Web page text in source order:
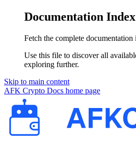
Documentation Index
Fetch the complete documentation
Use this file to discover all
exploring further.
Skip to main content
AFK Crypto Docs home page